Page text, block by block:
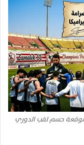
موقعة حسم لقب الدوري